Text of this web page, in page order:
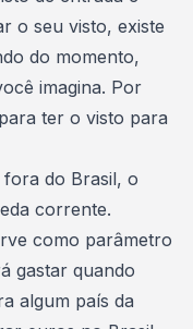
o seu visto, existe
do momento,
imagina. Por
ter o visto para
do Brasil, o
corrente.
como parâmetro
gastar quando
algum país da